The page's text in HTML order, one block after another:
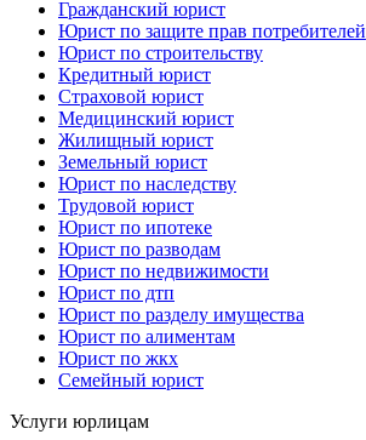
Гражданский юрист
Юрист по защите прав потребителей
Юрист по строительству
Кредитный юрист
Страховой юрист
Медицинский юрист
Жилищный юрист
Земельный юрист
Юрист по наследству
Трудовой юрист
Юрист по ипотеке
Юрист по разводам
Юрист по недвижимости
Юрист по дтп
Юрист по разделу имущества
Юрист по алиментам
Юрист по жкх
Семейный юрист
Услуги юрлицам